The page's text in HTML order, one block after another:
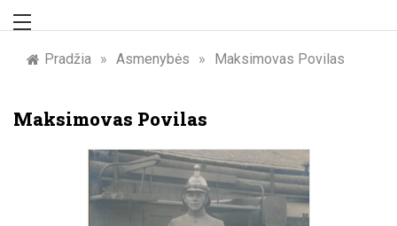
Žymūs Kauno
žmonės: atminimo
įamžinimas
Pradžia » Asmenybės » Maksimovas Povilas
Maksimovas Povilas